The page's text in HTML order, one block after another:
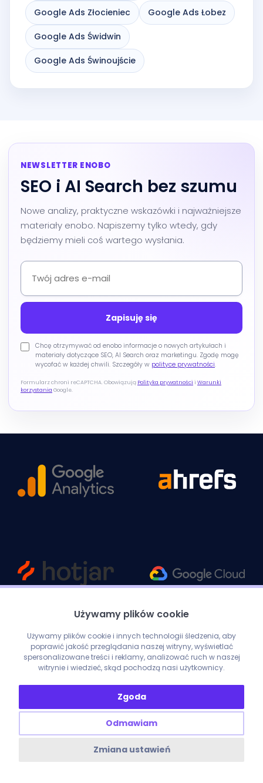
Używamy plików cookie
Używamy plików cookie i innych technologii śledzenia, aby
poprawić jakość przeglądania naszej witryny, wyświetlać
spersonalizowane treści i reklamy, analizować ruch w naszej
witrynie i wiedzieć, skąd pochodzą nasi użytkownicy.
Zgoda
Odmawiam
Zmiana ustawień
Google Ads Złocieniec Google Ads Łobez
Google Ads Świdwin
Google Ads Świnoujście
NEWSLETTER ENOBO
SEO i AI Search bez szumu
Nowe analizy, praktyczne wskazówki i najważniejsze
materiały enobo. Napiszemy tylko wtedy, gdy
będziemy mieli coś wartego wysłania.
Chcę otrzymywać od enobo informacje o nowych artykułach i
materiały dotyczące SEO, AI Search oraz marketingu. Zgodę mogę
wycofać w każdej chwili. Szczegóły w polityce prywatności.
Formularz chroni reCAPTCHA. Obowiązują Polityka prywatności i Warunki
korzystania Google.